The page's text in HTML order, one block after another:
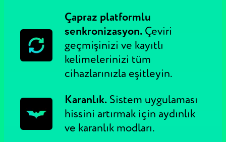
Çapraz platformlu
senkronizasyon. Çeviri
geçmişinizi ve kayıtlı
kelimelerinizi tüm
cihazlarınızla eşitleyin.
Karanlık. Sistem uygulaması
hissini artırmak için aydınlık
ve karanlık modları.